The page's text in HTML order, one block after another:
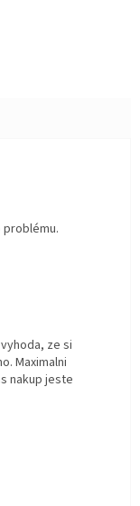
ze si
Maximalni
nakup jeste